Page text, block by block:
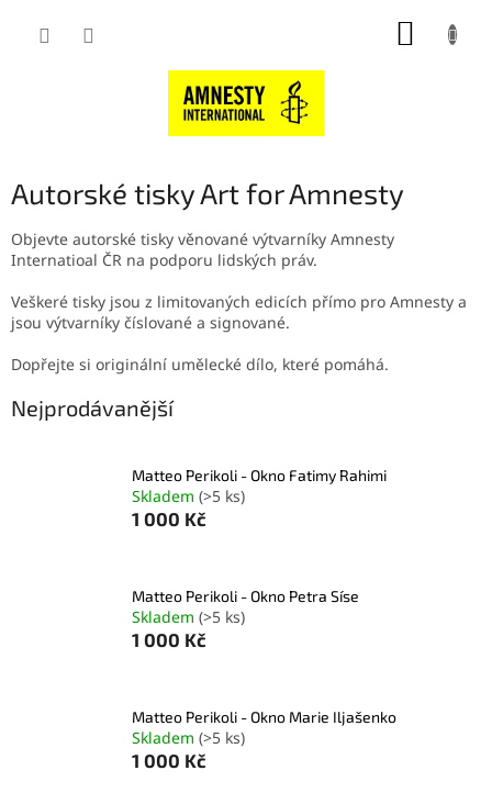
Autorské tisky Art for Amnesty
Objevte autorské tisky věnované výtvarníky Amnesty
Internatioal ČR na podporu lidských práv.
Veškeré tisky jsou z limitovaných edicích přímo pro Amnesty a
jsou výtvarníky číslované a signované.
Dopřejte si originální umělecké dílo, které pomáhá.
Nejprodávanější
Matteo Perikoli - Okno Fatimy Rahimi
Skladem (>5 ks)
1 000 Kč
Matteo Perikoli - Okno Petra Síse
Skladem (>5 ks)
1 000 Kč
Matteo Perikoli - Okno Marie Iljašenko
Skladem (>5 ks)
1 000 Kč